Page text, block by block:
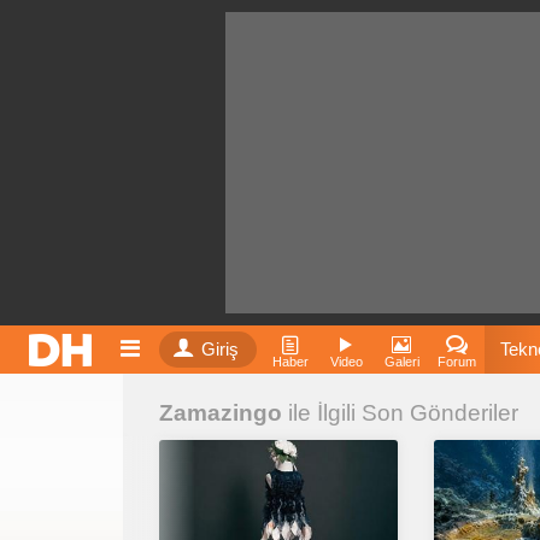
Giriş
Haber Video Galeri Forum
Film
Zamazingo ile İlgili Son Gönderiler